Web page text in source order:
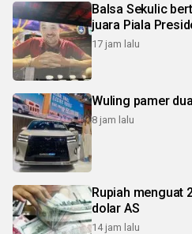
Balsa Sekulic
juara Piala
17 jam lalu
Wuling pamer
8 jam lalu
Rupiah menguat
dolar AS
14 jam lalu